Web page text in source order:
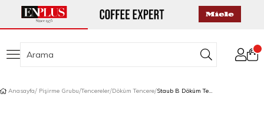
Anasayfa Pişirme Grubu Tencereler Döküm Tencere Staub B Döküm Tencere 26 cm Vişne